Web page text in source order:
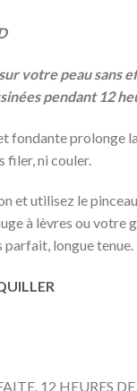
votre peau sans
pendant 12
fondante prolonge
filer, ni couler.
et utilisez le
à lèvres ou votre
parfait, longue tenue.
12 HEURES